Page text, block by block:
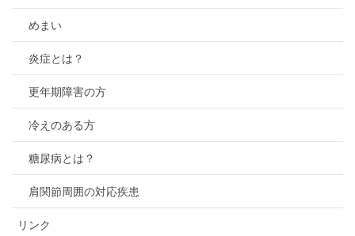
めまい
炎症とは？
更年期障害の方
冷えのある方
糖尿病とは？
肩関節周囲の対応疾患
リンク